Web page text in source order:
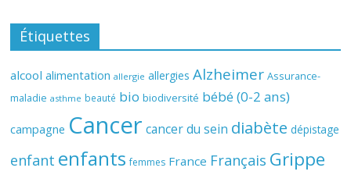
Étiquettes
alcool alimentation allergie allergies Alzheimer Assurance-
maladie asthme beauté bio biodiversité bébé (0-2 ans)
campagne Cancer cancer du sein diabète dépistage
enfant enfants femmes France Français Grippe